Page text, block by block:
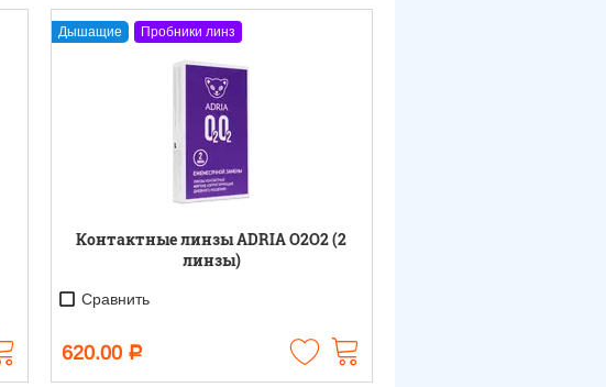
Дышащие Пробники линз
Контактные линзы ADRIA O2O2 (2
линзы)
Сравнить
620.00 Р